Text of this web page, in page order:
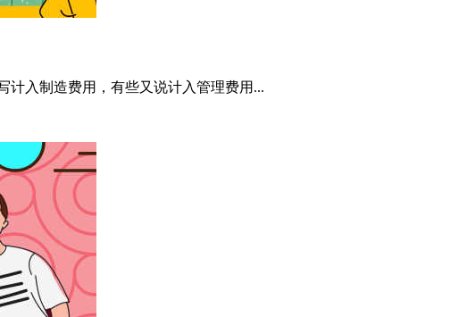
计入制造费用，有些又说计入管理费用...